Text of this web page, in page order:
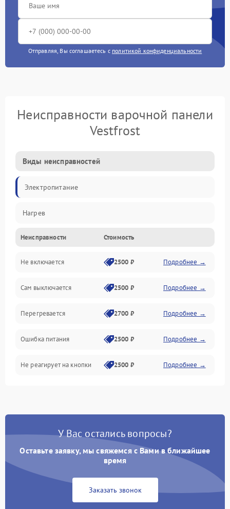
Отправляя, Вы соглашаетесь с политикой конфиденциальности
Неисправности варочной панели
Vestfrost
Виды неисправностей
Электропитание
Нагрев
Неисправности Стоимость
Не включается 2500 ₽ Подробнее →
Сам выключается 2500 ₽ Подробнее →
Перегревается 2700 ₽ Подробнее →
Ошибка питания 2500 ₽ Подробнее →
Не реагирует на кнопки 2500 ₽ Подробнее →
У Вас остались вопросы?
Оставьте заявку, мы свяжемся с Вами в ближайшее
время
Заказать звонок